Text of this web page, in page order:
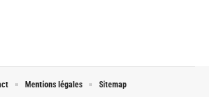
Mentions légales Sitemap